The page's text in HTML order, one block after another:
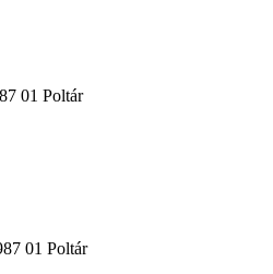
01 Poltár
01 Poltár